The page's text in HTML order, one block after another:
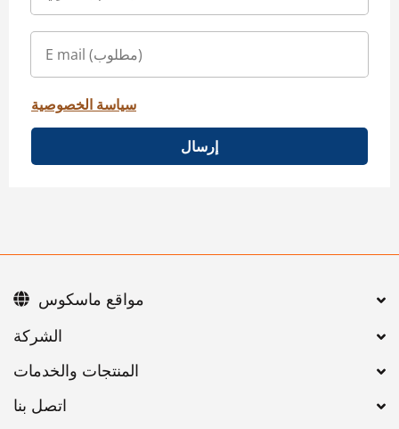
سياسة الخصوصية
إرسال
اتصل بنا
مواقع ماسكوس